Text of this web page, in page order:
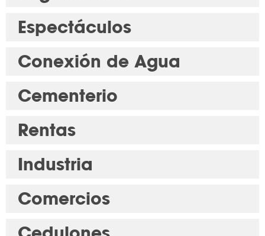
Espectáculos
Conexión de Agua
Cementerio
Rentas
Industria
Comercios